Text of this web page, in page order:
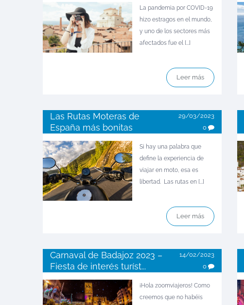
La pandemia por COVID-19
hizo estragos en el mundo,
y uno de los sectores más
afectados fue el [...]
Leer más
Las Rutas Moteras de
España más bonitas
29/03/2023
0
Si hay una palabra que
define la experiencia de
viajar en moto, esa es
libertad. Las rutas en [...]
Leer más
Carnaval de Badajoz 2023 –
Fiesta de interés turíst...
14/02/2023
0
¡Hola zoomviajeros! Como
creemos que no habéis